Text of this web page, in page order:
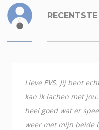
Lieve EVS. Jij bent
kan ik lachen met
heel goed wat er
weer met mijn beide